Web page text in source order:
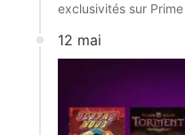
exclusivités sur
12 mai